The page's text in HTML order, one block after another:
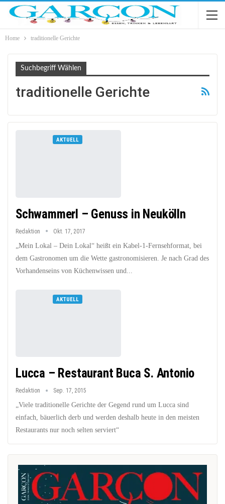
Home traditionelle Gerichte
Suchbegriff Wählen
traditionelle Gerichte
AKTUELL
Schwammerl – Genuss in Neukölln
Redaktion Okt. 17, 2017
„Mein Lokal – Dein Lokal“ heißt ein Kabel-1-Fernsehformat, bei
dem Gastronomen um die Wette gastronomisieren. Je nach Grad des
Vorhandenseins von Küchenwissen und...
AKTUELL
Lucca – Restaurant Buca S. Antonio
Redaktion Sep. 17, 2015
„Viele traditionelle Gerichte der Gegend rund um Lucca sind
einfach, bäuerlich derb und werden deshalb heute in den meisten
Restaurants nur noch selten serviert“